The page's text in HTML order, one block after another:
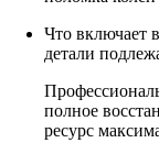
Что включает
детали
полное
ресурс